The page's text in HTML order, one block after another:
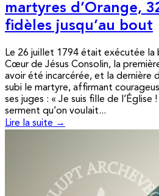
martyres d’Orange,
fidèles jusqu’au bout
Le 26 juillet 1794 était exécutée la
Cœur de Jésus Consolin, la
avoir été incarcérée, et la dernière
subi le martyre, affirmant
ses juges : « Je suis fille de
serment qu’on voulait...
Lire la suite →